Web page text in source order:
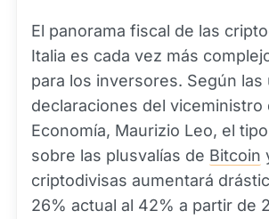
El panorama fiscal de las
Italia es cada vez más
para los inversores. Según las
declaraciones del viceministro
Economía, Maurizio Leo, el
sobre las plusvalías de Bitcoin
criptodivisas aumentará
26% actual al 42% a partir de